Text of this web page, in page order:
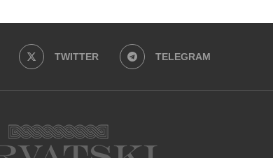
TWITTER TELEGRAM